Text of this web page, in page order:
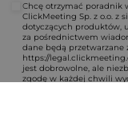
Chcę otrzymać poradnik
ClickMeeting Sp. z o.o. z
dotyczących produktów,
za pośrednictwem
dane będą przetwarzane
https://
jest dobrowolne, ale
zgodę w każdej chwili